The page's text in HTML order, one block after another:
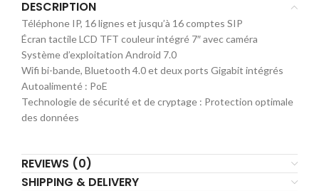
DESCRIPTION
Téléphone IP, 16 lignes et jusqu’à 16 comptes SIP
Écran tactile LCD TFT couleur intégré 7″ avec caméra
Système d’exploitation Android 7.0
Wifi bi-bande, Bluetooth 4.0 et deux ports Gigabit intégrés
Autoalimenté : PoE
Technologie de sécurité et de cryptage : Protection optimale
des données
REVIEWS (0)
SHIPPING & DELIVERY